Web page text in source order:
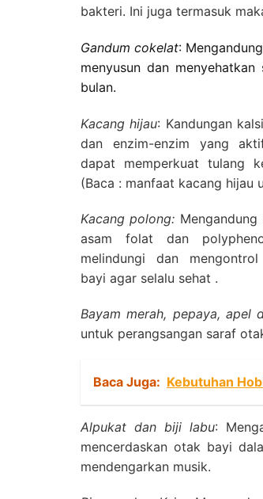
bakteri. Ini juga termasuk
Gandum cokelat:
menyusun dan
bulan.
Kacang hijau: Kandungan
dan enzim-enzim yang
dapat memperkuat tulang
(Baca : manfaat kacang hijau
Kacang polong:
asam folat dan
melindungi dan
bayi agar selalu sehat .
Bayam merah, pepaya, apel
untuk perangsangan saraf
Baca Juga: Kebutuhan
Alpukat dan biji labu:
mencerdaskan otak bayi
mendengarkan musik.